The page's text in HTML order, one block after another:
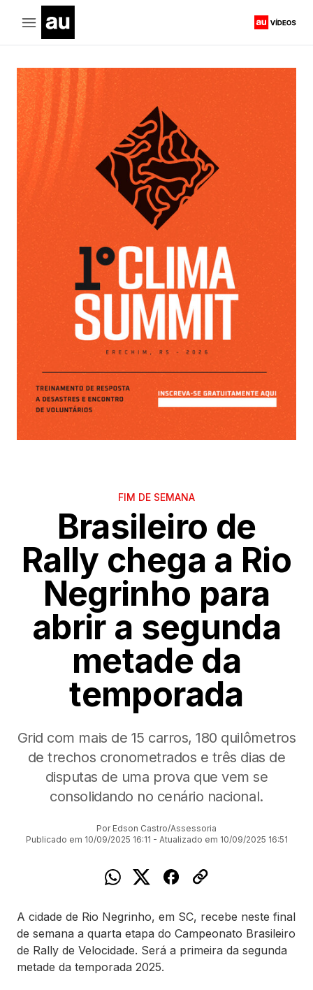
FIM DE SEMANA
Brasileiro de
Rally chega a Rio
Negrinho para
abrir a segunda
metade da
temporada
Grid com mais de 15 carros, 180 quilômetros
de trechos cronometrados e três dias de
disputas de uma prova que vem se
consolidando no cenário nacional.
Por Edson Castro/Assessoria
Publicado em 10/09/2025 16:11 - Atualizado em 10/09/2025 16:51
A cidade de Rio Negrinho, em SC, recebe neste final
de semana a quarta etapa do Campeonato Brasileiro
de Rally de Velocidade. Será a primeira da segunda
metade da temporada 2025.